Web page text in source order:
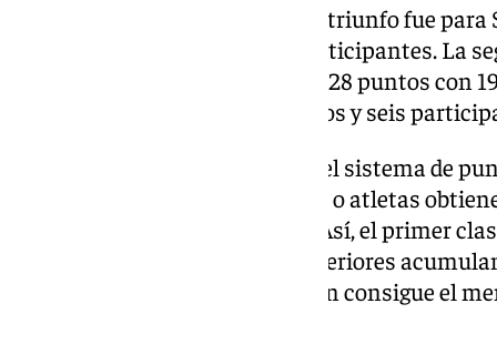
En la clasificación por boxes, el triunfo fue para
sumar 452 puntos con ocho participantes. La
Wolf Revolution, que acumuló 428 puntos con
Box cerró el podio con 379 puntos y seis
En este tipo de competiciones, el sistema de
inversa al habitual. Los equipos o atletas
es su posición en cada prueba. Así, el primer
mientras que las posiciones inferiores
puntos. El ganador final es quien consigue el